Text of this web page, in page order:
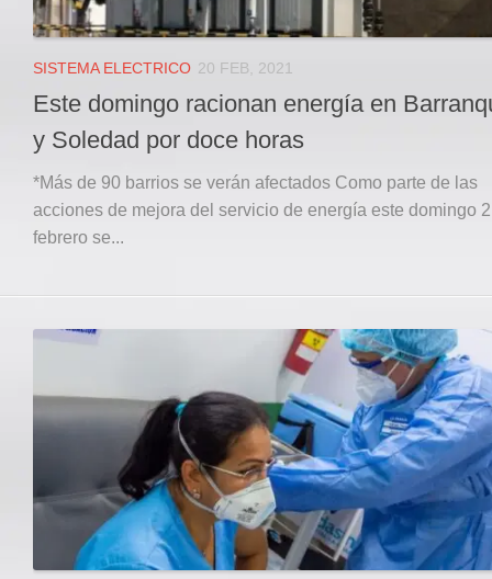
Internacional
Instagram
Registro ISSN: 2711-3299
SISTEMA ELECTRICO 20 FEB, 2021
Este domingo racionan energía en
y Soledad por doce horas
*Más de 90 barrios se verán afectados Como parte de las
acciones de mejora del servicio de energía este domingo
febrero se...